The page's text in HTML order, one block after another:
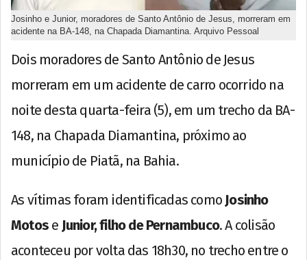
Josinho e Junior, moradores de Santo Antônio de Jesus, morreram em
acidente na BA-148, na Chapada Diamantina. Arquivo Pessoal
Dois moradores de Santo Antônio de Jesus
morreram em um acidente de carro ocorrido na
noite desta quarta-feira (5), em um trecho da BA-
148, na Chapada Diamantina, próximo ao
município de Piatã, na Bahia.
As vítimas foram identificadas como Josinho
Motos e Junior, filho de Pernambuco. A colisão
aconteceu por volta das 18h30, no trecho entre o